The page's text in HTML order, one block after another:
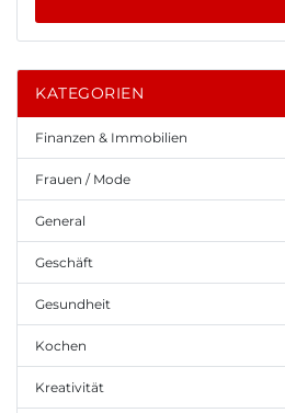
KATEGORIEN
Finanzen & Immobilien
Frauen / Mode
General
Geschäft
Gesundheit
Kochen
Kreativität